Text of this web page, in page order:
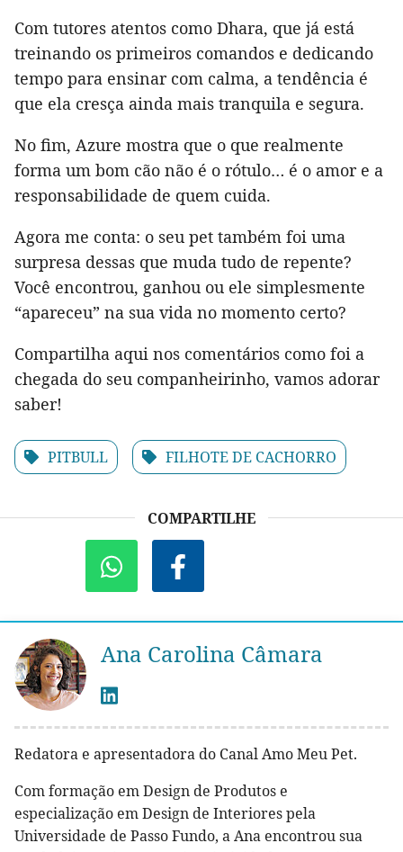
Com tutores atentos como Dhara, que já está
treinando os primeiros comandos e dedicando
tempo para ensinar com calma, a tendência é
que ela cresça ainda mais tranquila e segura.
No fim, Azure mostra que o que realmente
forma um bom cão não é o rótulo… é o amor e a
responsabilidade de quem cuida.
Agora me conta: o seu pet também foi uma
surpresa dessas que muda tudo de repente?
Você encontrou, ganhou ou ele simplesmente
“apareceu” na sua vida no momento certo?
Compartilha aqui nos comentários como foi a
chegada do seu companheirinho, vamos adorar
saber!
PITBULL FILHOTE DE CACHORRO
COMPARTILHE
Ana Carolina Câmara
Redatora e apresentadora do Canal Amo Meu Pet.
Com formação em Design de Produtos e
especialização em Design de Interiores pela
Universidade de Passo Fundo, a Ana encontrou sua